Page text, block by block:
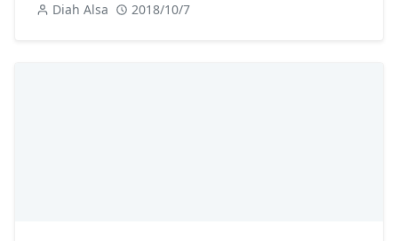
Diah Alsa 2018/10/7